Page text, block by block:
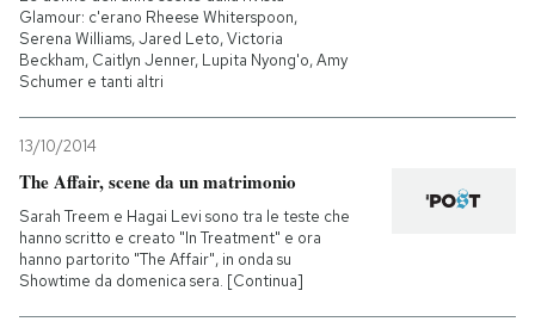
Glamour: c'erano Rheese Whiterspoon,
Serena Williams, Jared Leto, Victoria
Beckham, Caitlyn Jenner, Lupita Nyong'o, Amy
Schumer e tanti altri
13/10/2014
The Affair, scene da un matrimonio
Sarah Treem e Hagai Levi sono tra le teste che
hanno scritto e creato "In Treatment" e ora
hanno partorito "The Affair", in onda su
Showtime da domenica sera. [Continua]